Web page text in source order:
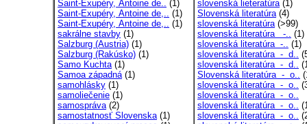
Saint-Exupéry, Antoine de.. (1)
Saint-Exupéry, Antoine de,.. (1)
Saint-Exupéry, Antoine de,.. (1)
sakrálne stavby (1)
Salzburg (Austria) (1)
Salzburg (Rakúsko) (1)
Samo Kuchta(1)
Samoa západná(1)
samohlásky (1)
samoliečenie (1)
samospráva(2)
samostatnosť Slovenska(1)
slovenská lieteratúra(1)
Slovenská literatúra(4)
slovenská literatúra(>99)
slovenská literatúra -.. (1)
slovenská literatúra -.. (1)
slovenská literatúra - d..
slovenská literatúra - d..
Slovenská literatúra - o..
slovenská literatúra - o..
slovenská literatúra - o..
slovenská literatúra - o..
slovenská literatúra - o..